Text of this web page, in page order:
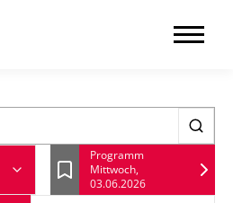
Lesezeichen
Programm
Mittwoch,
03.06.2026